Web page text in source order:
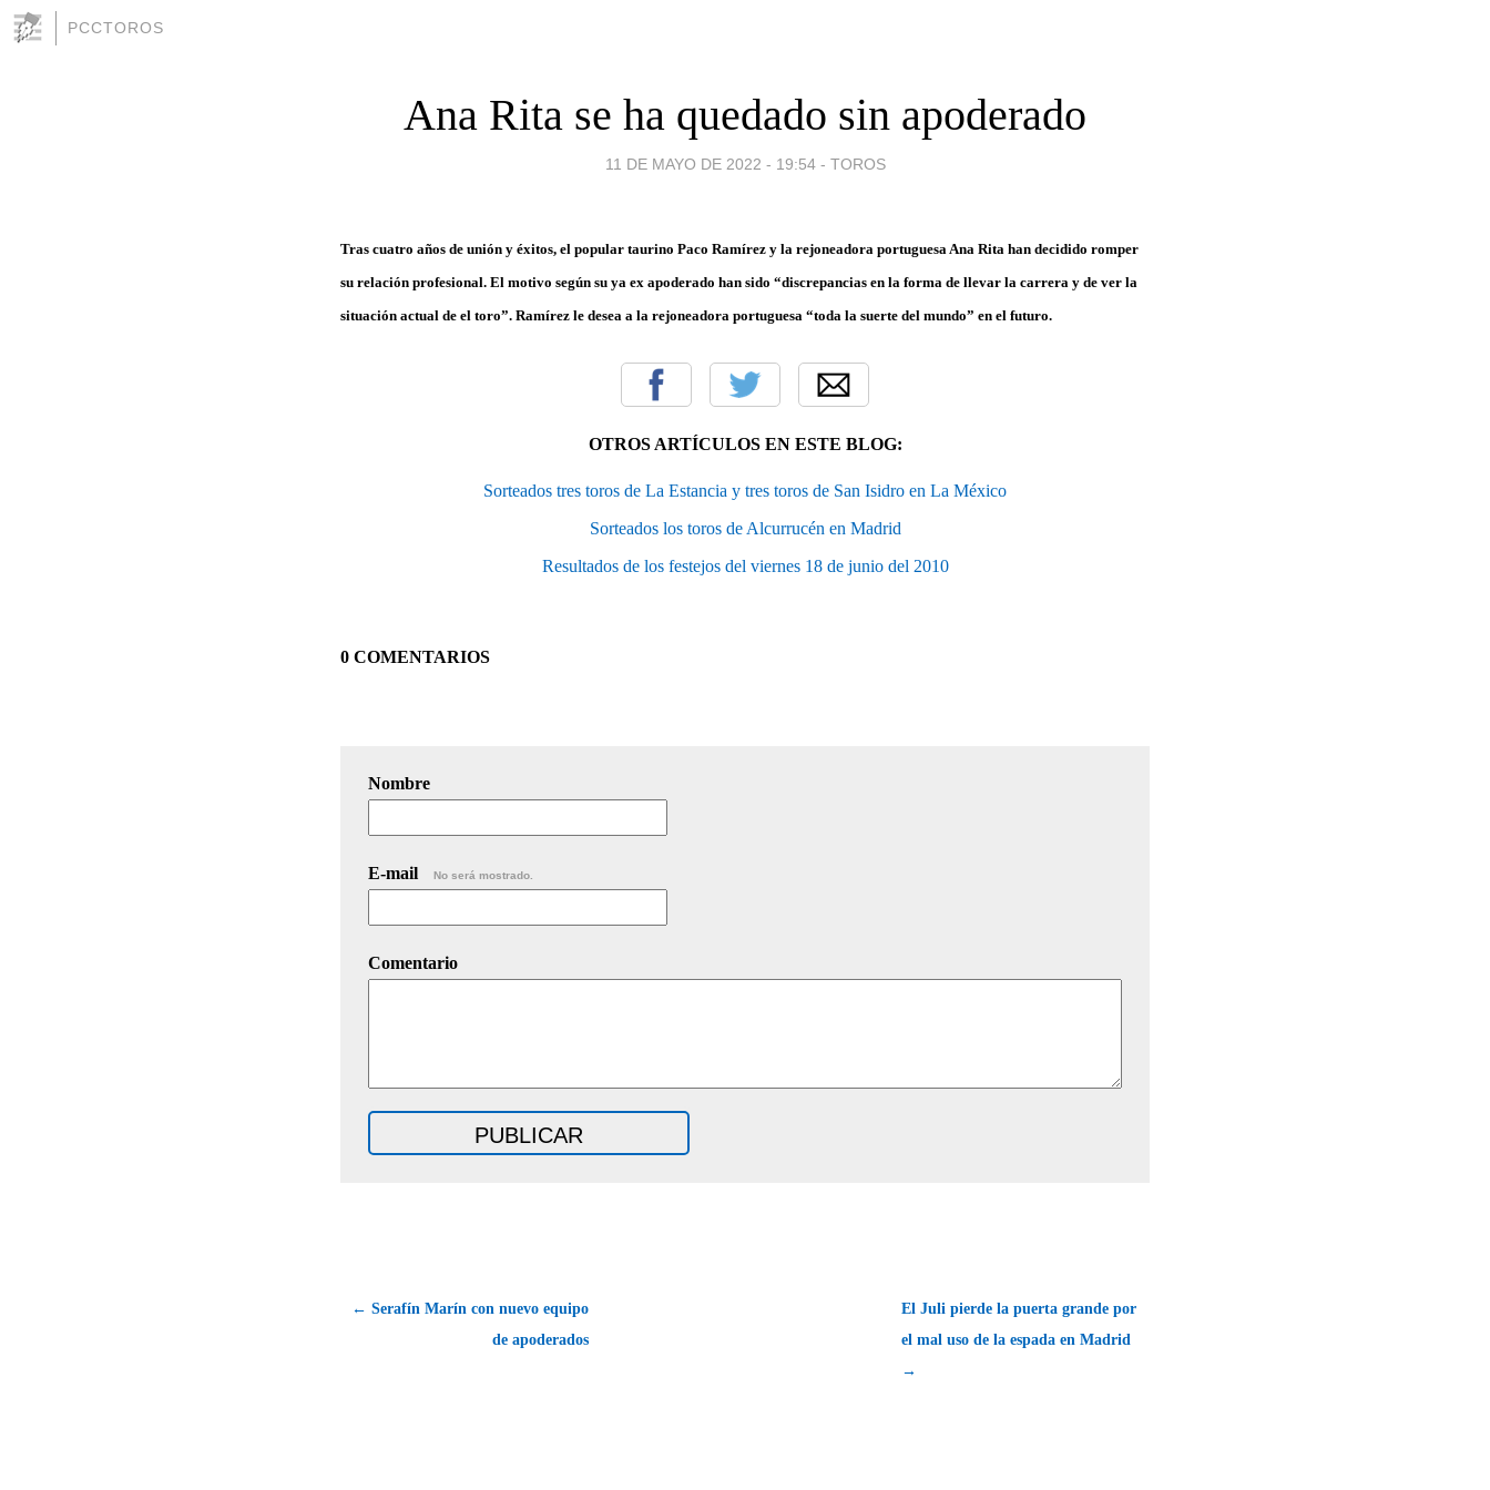
PCCTOROS
Ana Rita se ha quedado sin apoderado
11 DE MAYO DE 2022 - 19:54 - TOROS
Tras cuatro años de unión y éxitos, el popular taurino Paco Ramírez y la rejoneadora portuguesa Ana Rita han decidido romper
su relación profesional. El motivo según su ya ex apoderado han sido “discrepancias en la forma de llevar la carrera y de ver la
situación actual de el toro”. Ramírez le desea a la rejoneadora portuguesa “toda la suerte del mundo” en el futuro.
OTROS ARTÍCULOS EN ESTE BLOG:
Sorteados tres toros de La Estancia y tres toros de San Isidro en La México
Sorteados los toros de Alcurrucén en Madrid
Resultados de los festejos del viernes 18 de junio del 2010
0 COMENTARIOS
Nombre
E-mail No será mostrado.
Comentario
← Serafín Marín con nuevo equipo
de apoderados
El Juli pierde la puerta grande por
el mal uso de la espada en Madrid
→